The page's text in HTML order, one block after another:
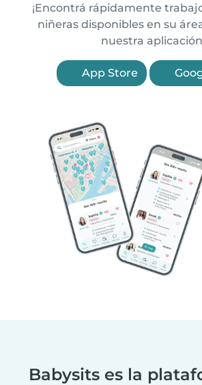
¡Encontrá rápidamente
niñeras disponibles en su
nuestra
App Store
Babysits es la